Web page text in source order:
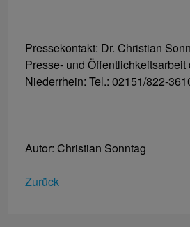
Pressekontakt: Dr. Christian
Presse- und
Niederrhein: Tel.: 02151/822-
Autor: Christian Sonntag
Zurück